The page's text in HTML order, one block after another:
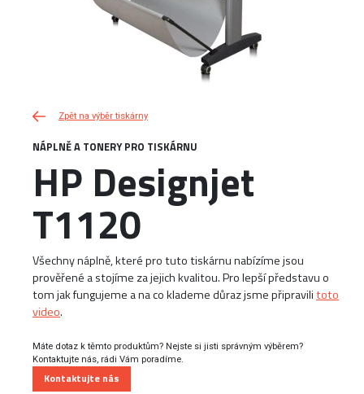
Zpět na výběr tiskárny
NÁPLNĚ A TONERY PRO TISKÁRNU
HP Designjet
T1120
Všechny náplně, které pro tuto tiskárnu nabízíme jsou
prověřené a stojíme za jejich kvalitou. Pro lepší představu o
tom jak fungujeme a na co klademe důraz jsme připravilitoto
video.
Máte dotaz k těmto produktům? Nejste si jisti správným výběrem?
Kontaktujte nás, rádi Vám poradíme.
Kontaktujte nás